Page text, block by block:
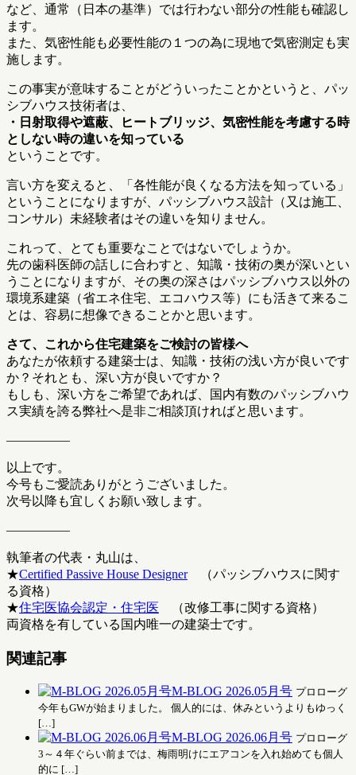
など、通常（日本の基準）では行わない部分の性能も確認し
ます。
また、気密性能も必要性能の１つの為に現地で気密測定も実
施します。
この事実が意味することがどういったことかというと、パッ
シブハウス技術者は、
・日射取得や遮蔽、ヒートブリッジ、気密性能を考慮する時
としない時の違いを知っている
ということです。
言い方を変えると、「各性能が良くなる方法を知っている」
ということになりますが、パッシブハウス設計（又は施工、
コンサル）未経験者はその違いを知りません。
これって、とても重要なことではないでしょうか。
先の歯科医師の話しに合わすと、知識・技術の奥が深いとい
うことになりますが、その奥の深さはパッシブハウス以外の
環境系建築（省エネ住宅、エコハウス等）にも活きて来るこ
とは、容易に想像できることかと思います。
さて、これから住宅建築をご検討の皆様へ
あなたが依頼する建築士は、知識・技術の浅い方が良いです
か？それとも、深い方が良いですか？
もしも、深い方をご希望であれば、国内有数のパッシブハウ
ス実績を誇る弊社へ是非ご相談頂ければと思います。
―――――
以上です。
今号もご愛読ありがとうございました。
次号以降も宜しくお願い致します。
―――――
執筆者の代表・丸山は、
★Certified Passive House Designer（パッシブハウスに関す
る資格）
★住宅医協会認定・住宅医 （改修工事に関する資格）
両資格を有している国内唯一の建築士です。
関連記事
M-BLOG 2026.05月号 プロローグ
今年もGWが始まりました。 個人的には、休みというよりもゆっく
[…]
M-BLOG 2026.06月号 プロローグ
3～４年ぐらい前までは、梅雨明けにエアコンを入れ始めても個人
的に […]